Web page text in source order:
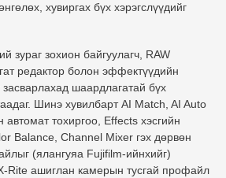
хувиргах бүх хэрэгслүүдийг
зураг зохион байгуулагч, RAW
редактор болон эффектүүдийн
засварлахад шаардлагатай бүх
Шинэ хувилбарт AI Match, AI Auto
автомат тохиргоо, Effects хэсгийн
Balance, Channel Mixer гэх дөрвөн
(ялангуяа Fujifilm-ийнхийг)
Rite ашиглан камерын тусгай профайл